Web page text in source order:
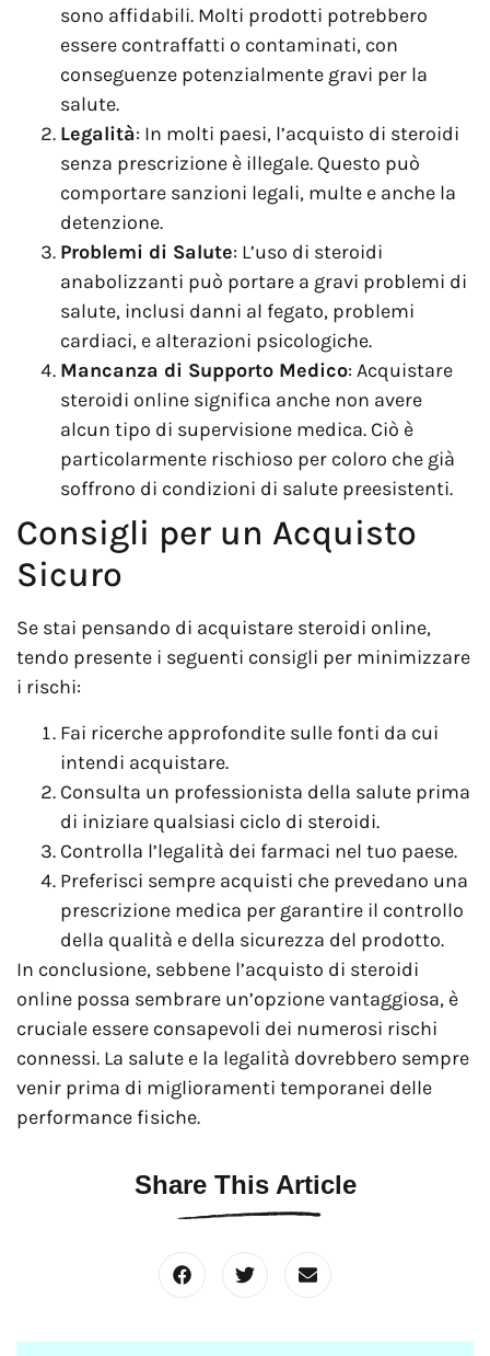
sono affidabili. Molti prodotti potrebbero
essere contraffatti o contaminati, con
conseguenze potenzialmente gravi per la
salute.
Legalità: In molti paesi, l’acquisto di steroidi
senza prescrizione è illegale. Questo può
comportare sanzioni legali, multe e anche la
detenzione.
Problemi di Salute: L’uso di steroidi
anabolizzanti può portare a gravi problemi di
salute, inclusi danni al fegato, problemi
cardiaci, e alterazioni psicologiche.
Mancanza di Supporto Medico: Acquistare
steroidi online significa anche non avere
alcun tipo di supervisione medica. Ciò è
particolarmente rischioso per coloro che già
soffrono di condizioni di salute preesistenti.
Consigli per un Acquisto
Sicuro
Se stai pensando di acquistare steroidi online,
tendo presente i seguenti consigli per minimizzare
i rischi:
Fai ricerche approfondite sulle fonti da cui
intendi acquistare.
Consulta un professionista della salute prima
di iniziare qualsiasi ciclo di steroidi.
Controlla l’legalità dei farmaci nel tuo paese.
Preferisci sempre acquisti che prevedano una
prescrizione medica per garantire il controllo
della qualità e della sicurezza del prodotto.
In conclusione, sebbene l’acquisto di steroidi
online possa sembrare un’opzione vantaggiosa, è
cruciale essere consapevoli dei numerosi rischi
connessi. La salute e la legalità dovrebbero sempre
venir prima di miglioramenti temporanei delle
performance fisiche.
Share This Article